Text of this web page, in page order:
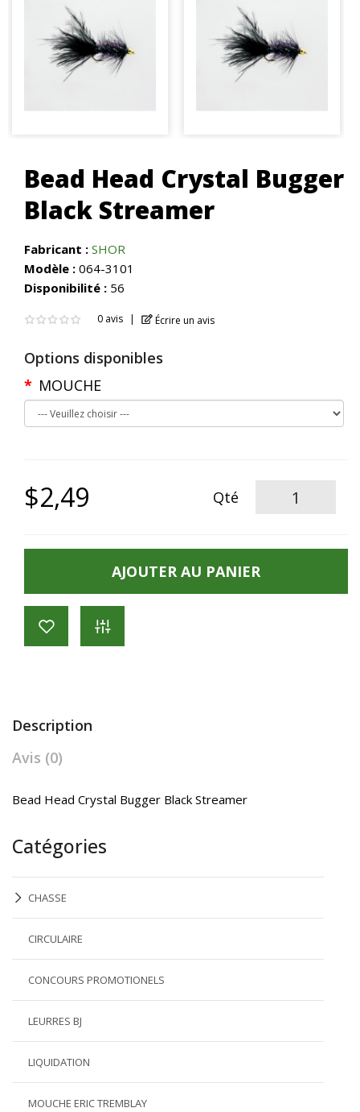
Catégories
CHASSE
CIRCULAIRE
CONCOURS PROMOTIONELS
LEURRES BJ
LIQUIDATION
MOUCHE ERIC TREMBLAY
Bead Head Crystal Bugger
Black Streamer
Fabricant : SHOR
Modèle : 064-3101
Disponibilité : 56
0 avis Écrire un avis
Options disponibles
MOUCHE
$2,49 Qté
AJOUTER AU PANIER
Description
Avis (0)
Bead Head Crystal Bugger Black Streamer